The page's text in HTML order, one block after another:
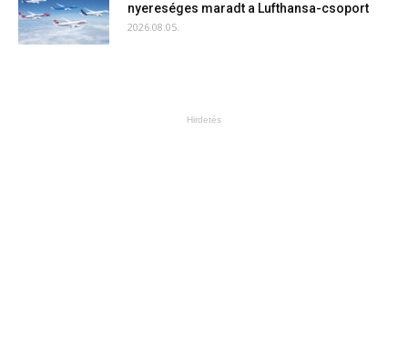
nyereséges maradt a Lufthansa-csoport
2026.08.05.
Hirdetés